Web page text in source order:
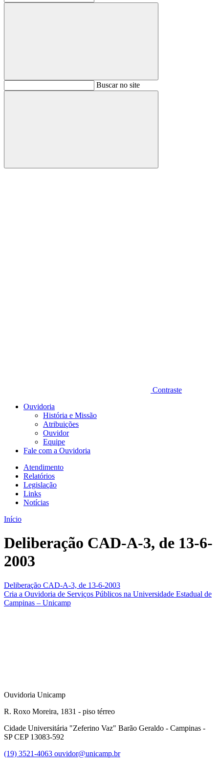
BuscarBuscar no site
Buscar
Contraste
Ouvidoria
História e Missão
Atribuições
Ouvidor
Equipe
Fale com a Ouvidoria
Atendimento
Relatórios
Legislação
Links
Notícias
Início
Deliberação CAD-A-3, de 13-6-
2003
Deliberação CAD-A-3, de 13-6-2003
Cria a Ouvidoria de Serviços Públicos na Universidade Estadual de
Campinas – Unicamp
Ouvidoria Unicamp
R. Roxo Moreira, 1831 - piso térreo
Cidade Universitária "Zeferino Vaz" Barão Geraldo - Campinas -
SP CEP 13083-592
(19) 3521-4063 ouvidor@unicamp.br